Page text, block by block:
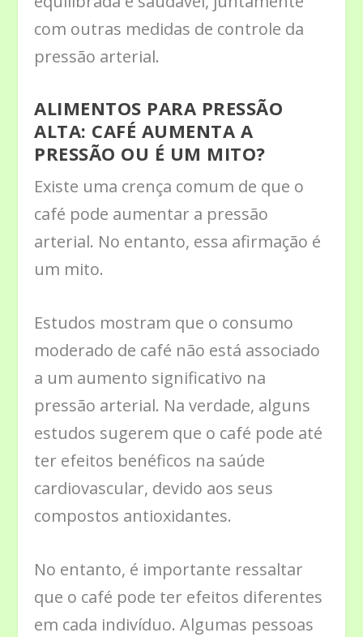
com outras medidas de controle da
pressão arterial.
ALIMENTOS PARA PRESSÃO
ALTA: CAFÉ AUMENTA A
PRESSÃO OU É UM MITO?
Existe uma crença comum de que o
café pode aumentar a pressão
arterial. No entanto, essa afirmação é
um mito.
Estudos mostram que o consumo
moderado de café não está associado
a um aumento significativo na
pressão arterial. Na verdade, alguns
estudos sugerem que o café pode até
ter efeitos benéficos na saúde
cardiovascular, devido aos seus
compostos antioxidantes.
No entanto, é importante ressaltar
que o café pode ter efeitos diferentes
em cada indivíduo. Algumas pessoas